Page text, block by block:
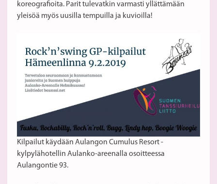
koreografioita. Parit tulevatkin varmasti yllättämään
yleisöä myös uusilla tempuilla ja kuvioilla!
Kilpailut käydään Aulangon Cumulus Resort -
kylpylähotellin Aulanko-areenalla osoitteessa
Aulangontie 93.